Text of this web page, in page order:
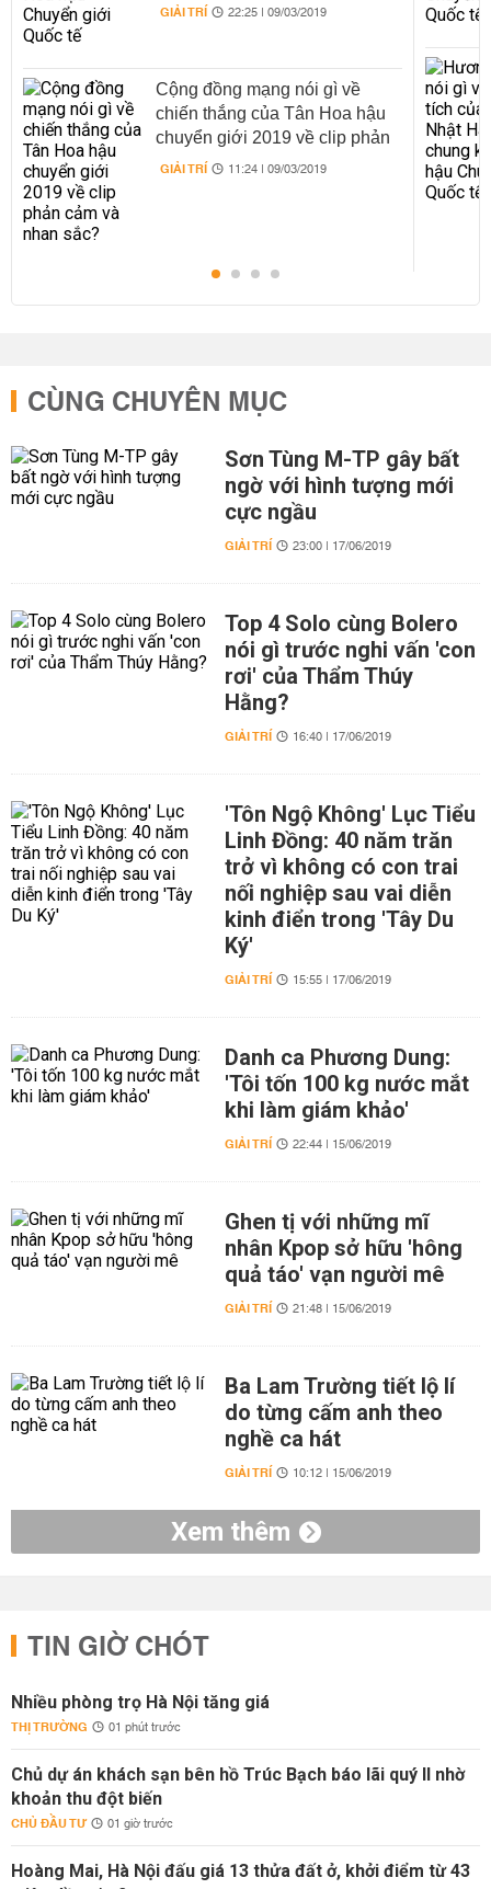
GIẢI TRÍ 22:25 | 09/03/2019
Cộng đồng mạng nói gì về
chiến thắng của Tân Hoa hậu
chuyển giới 2019 về clip phản
cảm và nhan sắc?
GIẢI TRÍ 11:24 | 09/03/2019
CÙNG CHUYÊN MỤC
Sơn Tùng M-TP gây bất
ngờ với hình tượng mới
cực ngầu
GIẢI TRÍ 23:00 | 17/06/2019
Top 4 Solo cùng Bolero
nói gì trước nghi vấn 'con
rơi' của Thẩm Thúy
Hằng?
GIẢI TRÍ 16:40 | 17/06/2019
'Tôn Ngộ Không' Lục Tiểu
Linh Đồng: 40 năm trăn
trở vì không có con trai
nối nghiệp sau vai diễn
kinh điển trong 'Tây Du
Ký'
GIẢI TRÍ 15:55 | 17/06/2019
Danh ca Phương Dung:
'Tôi tốn 100 kg nước mắt
khi làm giám khảo'
GIẢI TRÍ 22:44 | 15/06/2019
Ghen tị với những mĩ
nhân Kpop sở hữu 'hông
quả táo' vạn người mê
GIẢI TRÍ 21:48 | 15/06/2019
Ba Lam Trường tiết lộ lí
do từng cấm anh theo
nghề ca hát
GIẢI TRÍ 10:12 | 15/06/2019
Xem thêm
TIN GIỜ CHÓT
Nhiều phòng trọ Hà Nội tăng giá
THỊ TRƯỜNG 01 phút trước
Chủ dự án khách sạn bên hồ Trúc Bạch báo lãi quý II nhờ
khoản thu đột biến
CHỦ ĐẦU TƯ 01 giờ trước
Hoàng Mai, Hà Nội đấu giá 13 thửa đất ở, khởi điểm từ 43